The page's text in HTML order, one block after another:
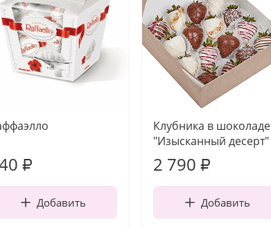
₽
Добавить
Клубника в шоколаде
"Изысканный десерт"
2 790 ₽
Добавить